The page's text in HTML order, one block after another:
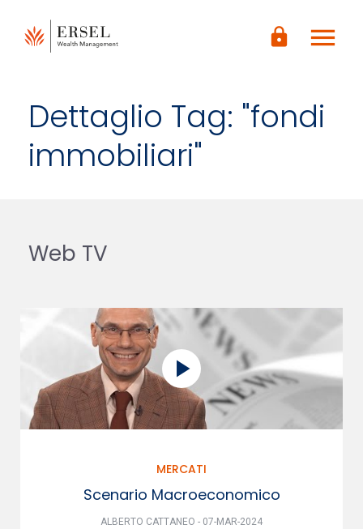
CONTENUTO
PRINCIPALE
PAGINA
lock menu
Dettaglio Tag: "fondi
immobiliari"
Web TV
MERCATI
Scenario Macroeconomico
ALBERTO CATTANEO - 07-MAR-2024